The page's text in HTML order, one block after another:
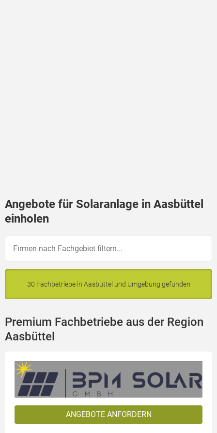
Angebote für Solaranlage in Aasbüttel
einholen
30 Fachbetriebe in Aasbüttel und Umgebung gefunden
Premium Fachbetriebe aus der Region
Aasbüttel
ANGEBOTE ANFORDERN